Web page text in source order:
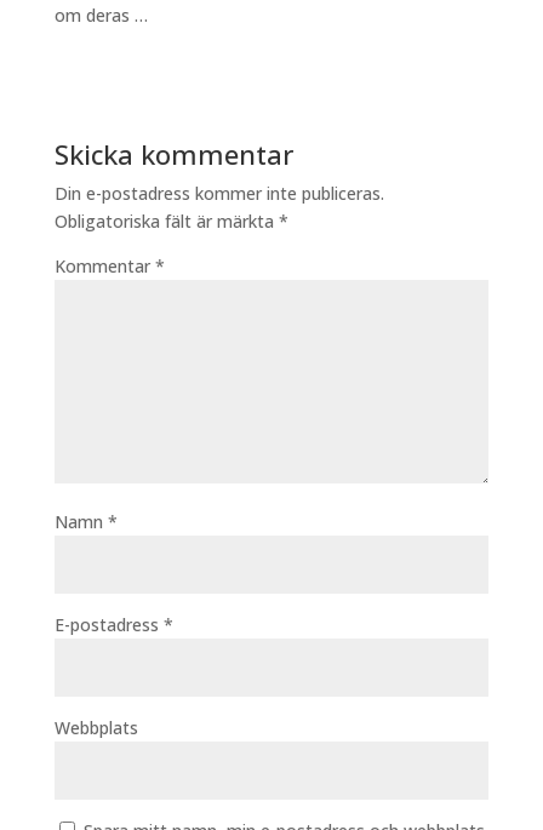
om deras …
Skicka kommentar
Din e-postadress kommer inte publiceras.
Obligatoriska fält är märkta *
Kommentar *
Namn *
E-postadress *
Webbplats